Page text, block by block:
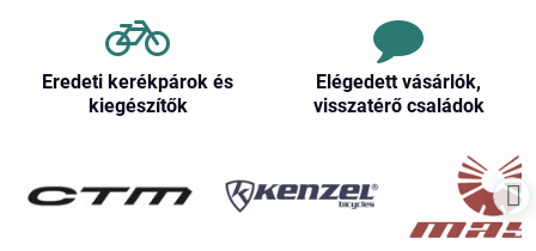
Eredeti kerékpárok és
kiegészítők
Elégedett vásárlók,
visszatérő családok